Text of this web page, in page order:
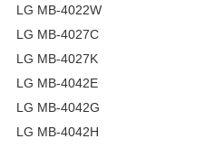
LG MB-4022W
LG MB-4027C
LG MB-4027K
LG MB-4042E
LG MB-4042G
LG MB-4042H